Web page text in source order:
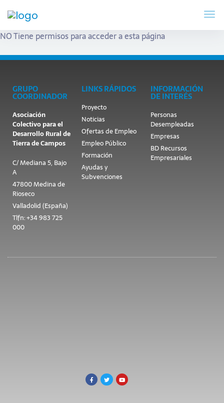
NO Tiene permisos para acceder a esta página
GRUPO
COORDINADOR
Asociación
Colectivo para el
Desarrollo Rural de
Tierra de Campos
C/ Mediana 5, Bajo
A
47800 Medina de
Rioseco
Valladolid (España)
Tlfn: +34 983 725
000
LINKS RÁPIDOS
Proyecto
Noticias
Ofertas de Empleo
Empleo Público
Formación
Ayudas y
Subvenciones
INFORMACIÓN
DE INTERÉS
Personas
Desempleadas
Empresas
BD Recursos
Empresariales